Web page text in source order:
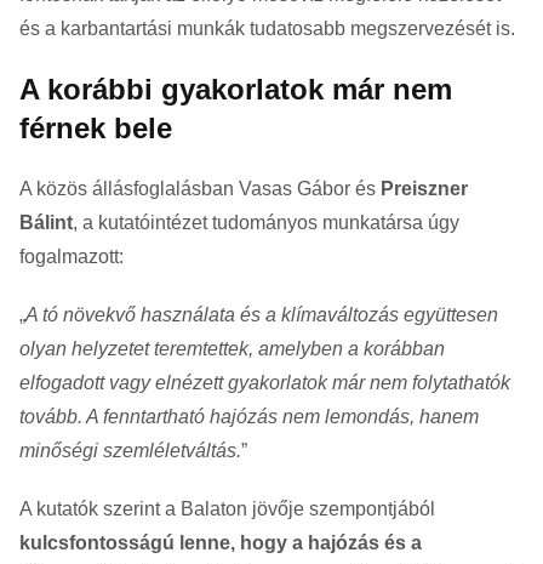
és a karbantartási munkák tudatosabb megszervezését is.
A korábbi gyakorlatok már nem
férnek bele
A közös állásfoglalásban Vasas Gábor és Preiszner
Bálint, a kutatóintézet tudományos munkatársa úgy
fogalmazott:
„A tó növekvő használata és a klímaváltozás együttesen
olyan helyzetet teremtettek, amelyben a korábban
elfogadott vagy elnézett gyakorlatok már nem folytathatók
tovább. A fenntartható hajózás nem lemondás, hanem
minőségi szemléletváltás.”
A kutatók szerint a Balaton jövője szempontjából
kulcsfontosságú lenne, hogy a hajózás és a